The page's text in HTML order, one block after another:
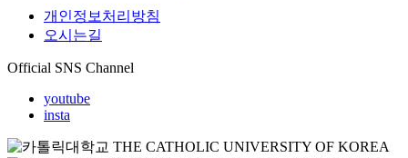
개인정보처리방침
오시는길
Official SNS Channel
youtube
insta